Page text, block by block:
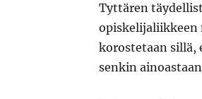
Tyttären
opiskelijaliikkeen
korostetaan sillä,
senkin